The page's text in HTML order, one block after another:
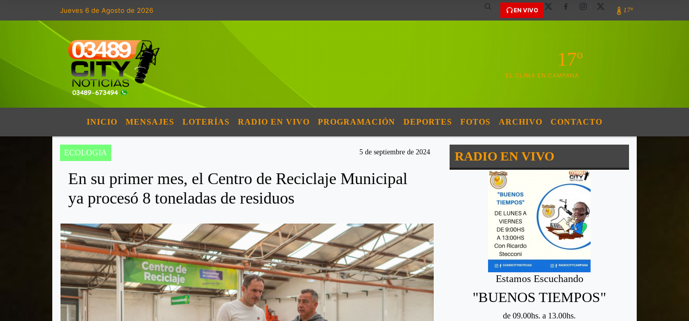
Jueves 6 de Agosto de 2026 EN VIVO 17º
17º
EL CLIMA EN CAMPANA
INICIO MENSAJES LOTERÍAS RADIO EN VIVO PROGRAMACIÓN DEPORTES FOTOS ARCHIVO CONTACTO
ECOLOGIA 5 de septiembre de 2024
En su primer mes, el Centro de Reciclaje Municipal
ya procesó 8 toneladas de residuos
RADIO EN VIVO
Estamos Escuchando
"BUENOS TIEMPOS"
de 09.00hs. a 13.00hs.